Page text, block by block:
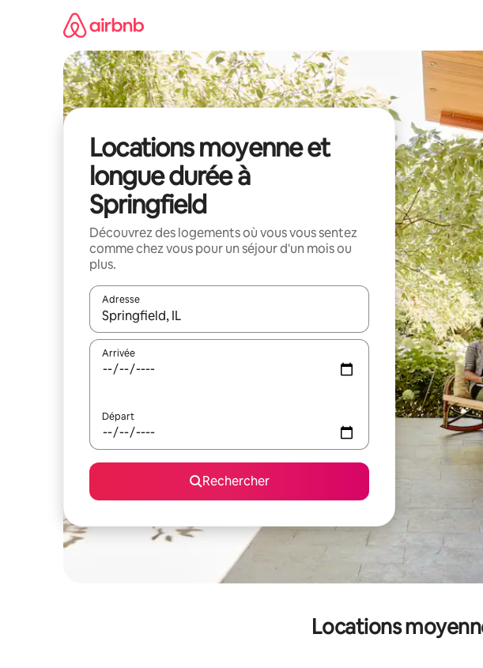
Locations moyenne et
longue durée à
Springfield
Découvrez des logements où vous vous sentez
comme chez vous pour un séjour d'un mois ou
plus.
Adresse
Lorsque les résultats s'affichent, utilisez les flèches vers le haut et vers le
Arrivée
Départ
Rechercher
Locations